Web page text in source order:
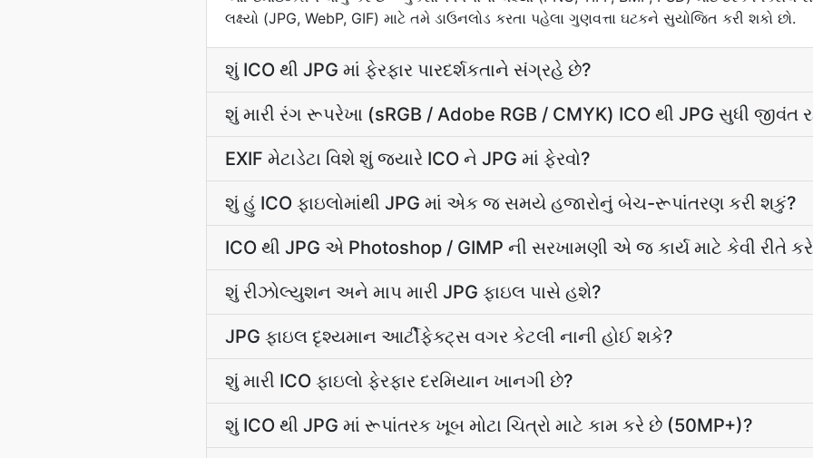
લક્ષ્યો (JPG, WebP, GIF) માટે તમે ડાઉનલોડ કરતા પહેલા ગુણવત્તા ઘટકને સુયોજિત કરી શકો છો.
શું ICO થી JPG માં ફેરફાર પારદર્શકતાને સંગ્રહે છે?
શું મારી રંગ રૂપરેખા (sRGB / Adobe RGB / CMYK) ICO થી JPG સુધી જીવંત
EXIF મેટાડેટા વિશે શું જ્યારે ICO ને JPG માં ફેરવો?
શું હું ICO ફાઇલોમાંથી JPG માં એક જ સમયે હજારોનું બેચ-રૂપાંતરણ કરી શકું?
ICO થી JPG એ Photoshop / GIMP ની સરખામણી એ જ કાર્ય માટે કેવી રીતે
શું રીઝોલ્યુશન અને માપ મારી JPG ફાઇલ પાસે હશે?
JPG ફાઇલ દૃશ્યમાન આર્ટીફેક્ટ્સ વગર કેટલી નાની હોઈ શકે?
શું મારી ICO ફાઇલો ફેરફાર દરમિયાન ખાનગી છે?
શું ICO થી JPG માં રૂપાંતરક ખૂબ મોટા ચિત્રો માટે કામ કરે છે (50MP+)?